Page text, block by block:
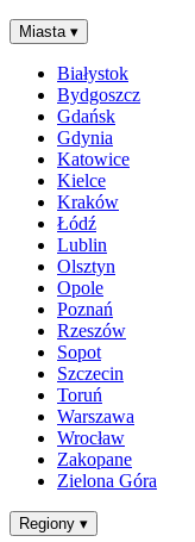
Miasta ▾
Białystok
Bydgoszcz
Gdańsk
Gdynia
Katowice
Kielce
Kraków
Łódź
Lublin
Olsztyn
Opole
Poznań
Rzeszów
Sopot
Szczecin
Toruń
Warszawa
Wrocław
Zakopane
Zielona Góra
Regiony ▾